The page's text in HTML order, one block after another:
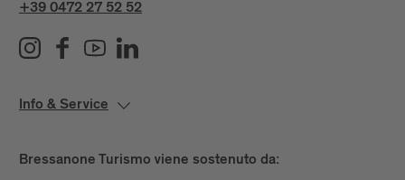
+39 0472 27 52 52
Info & Service
Bressanone Turismo viene sostenuto da: